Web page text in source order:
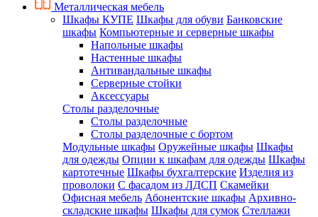
Металлическая мебель
Шкафы КУПЕ Шкафы для обуви Банковские
шкафы Компьютерные и серверные шкафы
Напольные шкафы
Настенные шкафы
Антивандальные шкафы
Серверные стойки
Аксессуары
Столы разделочные
Столы разделочные
Столы разделочные с бортом
Модульные шкафы Оружейные шкафы Шкафы
для одежды Опции к шкафам для одежды Шкафы
картотечные Шкафы бухгалтерские Изделия из
проволоки С фасадом из ЛДСП Скамейки
Офисная мебель Абонентские шкафы Архивно-
складские шкафы Шкафы для сумок Стеллажи